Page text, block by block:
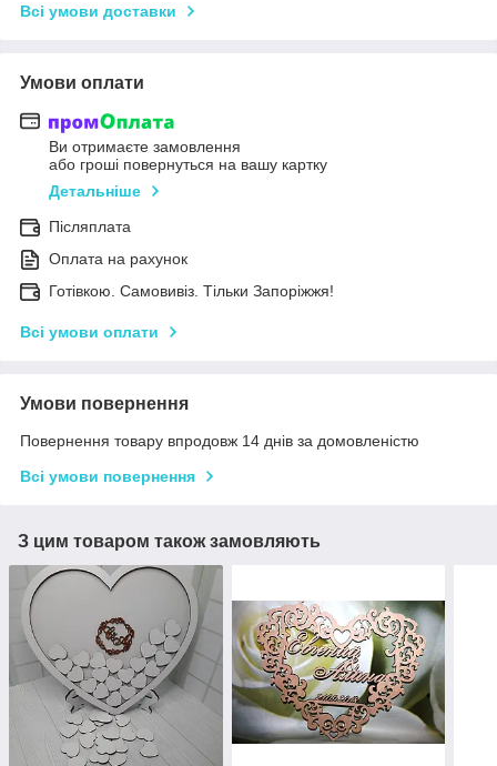
Всі умови доставки
Умови оплати
Ви отримаєте замовлення
або гроші повернуться на вашу картку
Детальніше
Післяплата
Оплата на рахунок
Готівкою. Самовивіз. Тільки Запоріжжя!
Всі умови оплати
Умови повернення
Повернення товару впродовж 14 днів за домовленістю
Всі умови повернення
З цим товаром також замовляють